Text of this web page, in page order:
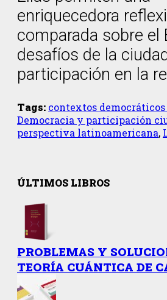
enriquecedora
comparada sobre el
desafíos de la
participación en la
Tags: contextos
Democracia y participación
perspectiva latinoamericana,
ÚLTIMOS LIBROS
PROBLEMAS Y
TEORÍA CUÁNTICA DE